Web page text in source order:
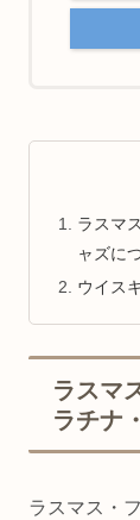
ラスマ
ャズに
ウイス
ラスマ
ラチナ
ラスマス・